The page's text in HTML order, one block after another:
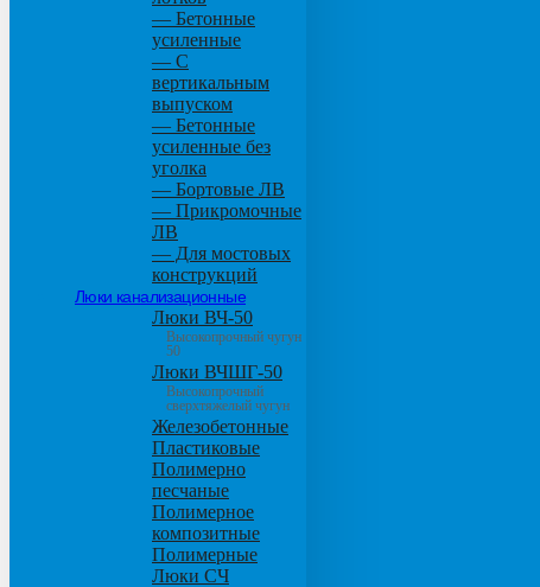
— Бетонные
усиленные
— С
вертикальным
выпуском
— Бетонные
усиленные без
уголка
— Бортовые ЛВ
— Прикромочные
ЛВ
— Для мостовых
конструкций
Люки канализационные
Люки ВЧ-50
Высокопрочный чугун
50
Люки ВЧШГ-50
Высокопрочный
сверхтяжелый чугун
Железобетонные
Пластиковые
Полимерно
песчаные
Полимерное
композитные
Полимерные
Люки СЧ